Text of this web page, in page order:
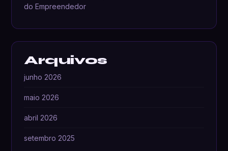
do Empreendedor
Arquivos
junho 2026
maio 2026
abril 2026
setembro 2025